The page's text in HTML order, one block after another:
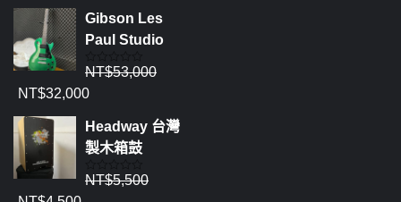
0
5
Gibson Les
Paul Studio
評
0
5
NT$53,000
NT$32,000
Headway 台灣
製木箱鼓
評
NT$5,500